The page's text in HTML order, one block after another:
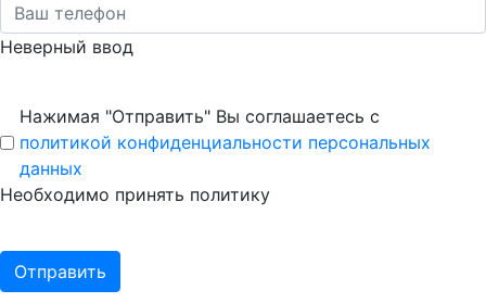
Неверный ввод
Нажимая "Отправить" Вы соглашаетесь с
политикой конфиденциальности персональных
данных
Необходимо принять политику
Отправить